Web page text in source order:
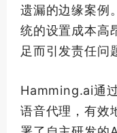
遗漏的边缘案例
统的设置成本高
足而引发责任问
Hamming.ai通
语音代理，有效